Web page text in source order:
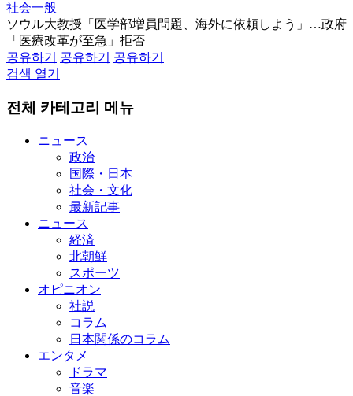
社会一般
ソウル大教授「医学部増員問題、海外に依頼しよう」…政府
「医療改革が至急」拒否
공유하기
공유하기
공유하기
검색 열기
전체 카테고리 메뉴
ニュース
政治
国際・日本
社会・文化
最新記事
ニュース
経済
北朝鮮
スポーツ
オピニオン
社説
コラム
日本関係のコラム
エンタメ
ドラマ
音楽